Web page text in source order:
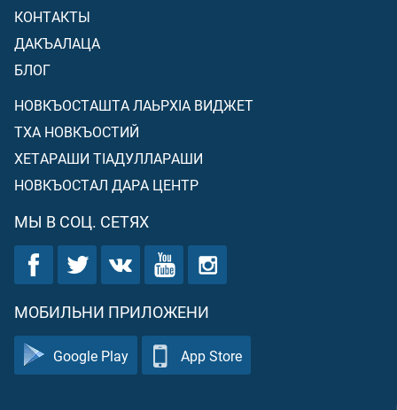
КОНТАКТЫ
ДАКЪАЛАЦА
БЛОГ
НОВКЪОСТАШТА ЛАЬРХIА ВИДЖЕТ
ТХА НОВКЪОСТИЙ
ХЕТАРАШИ ТIАДУЛЛАРАШИ
НОВКЪОСТАЛ ДАРА ЦЕНТР
МЫ В СОЦ. СЕТЯХ
МОБИЛЬНИ ПРИЛОЖЕНИ
Google Play App Store